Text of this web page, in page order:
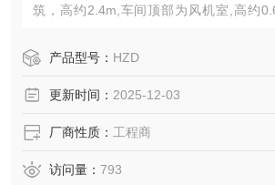
筑，高约2.4m,车间顶部为风机室,高约
口
产品型号： HZD
更新时间： 2025-12-03
厂商性质： 工程商
访问量： 793